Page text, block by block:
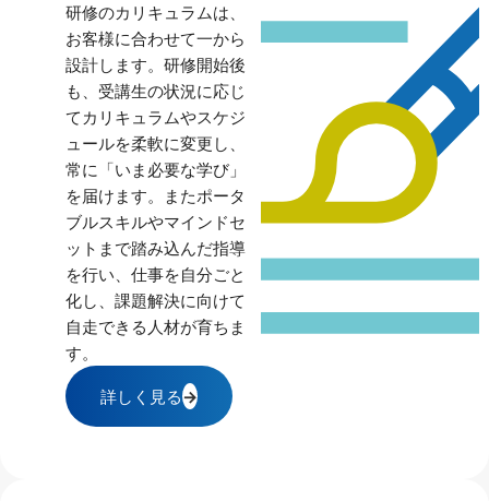
研修のカリキュラムは、
お客様に合わせて一から
設計します。研修開始後
も、受講生の状況に応じ
てカリキュラムやスケジ
ュールを柔軟に変更し、
常に「いま必要な学び」
を届けます。またポータ
ブルスキルやマインドセ
ットまで踏み込んだ指導
を行い、仕事を自分ごと
化し、課題解決に向けて
自走できる人材が育ちま
す。
詳しく見る→